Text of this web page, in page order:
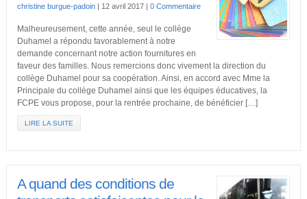
christine burgue-padoin| 12 avril 2017 | 0 Commentaire
Malheureusement, cette année, seul le collège
Duhamel a répondu favorablement à notre
demande concernant notre action fournitures en
faveur des familles. Nous remercions donc vivement la direction du
collège Duhamel pour sa coopération. Ainsi, en accord avec Mme la
Principale du collège Duhamel ainsi que les équipes éducatives, la
FCPE vous propose, pour la rentrée prochaine, de bénéficier […]
LIRE LA SUITE
A quand des conditions de